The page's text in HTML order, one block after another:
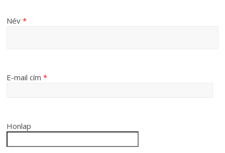
Név*
E-mail cím*
Honlap